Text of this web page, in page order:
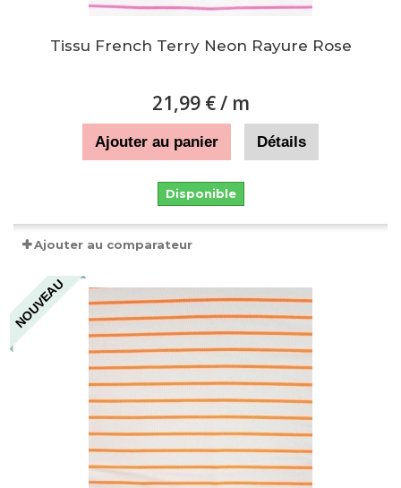
Tissu French Terry Neon Rayure Rose
21,99 €/ m
Ajouter au panier Détails
Disponible
Ajouter au comparateur
NOUVEAU